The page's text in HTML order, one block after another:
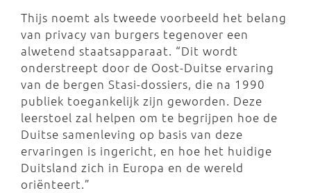
Thijs noemt als tweede voorbeeld het belang
van privacy van burgers tegenover een
alwetend staatsapparaat. “Dit wordt
onderstreept door de Oost-Duitse ervaring
van de bergen Stasi-dossiers, die na 1990
publiek toegankelijk zijn geworden. Deze
leerstoel zal helpen om te begrijpen hoe de
Duitse samenleving op basis van deze
ervaringen is ingericht, en hoe het huidige
Duitsland zich in Europa en de wereld
oriënteert.”